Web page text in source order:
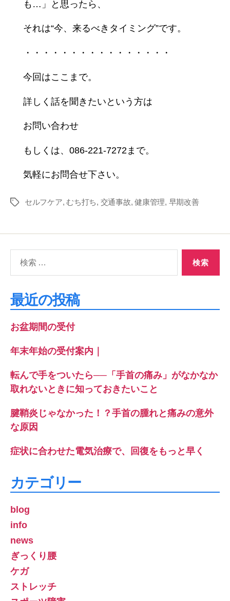
も…」と思ったら、
それは“今、来るべきタイミング”です。
・・・・・・・・・・・・・・・・
今回はここまで。
詳しく話を聞きたいという方は
お問い合わせ
もしくは、086-221-7272まで。
気軽にお問合せ下さい。
タ
セルフケア, むち打ち, 交通事故,健康管理, 早期改善
象:
最近の投稿
お盆期間の受付
年末年始の受付案内｜
転んで手をついたら──「手首の痛み」がなかなか
取れないときに知っておきたいこと
腱鞘炎じゃなかった！？手首の腫れと痛みの意外
な原因
症状に合わせた電気治療で、回復をもっと早く
カテゴリー
blog
info
news
ぎっくり腰
ケガ
ストレッチ